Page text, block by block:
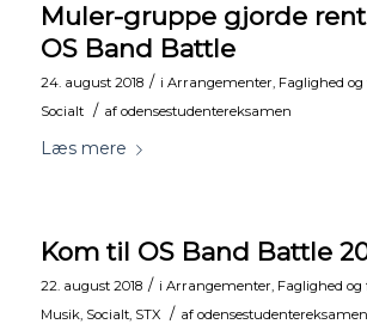
Muler-gruppe gjorde
OS Band Battle
24. august 2018 / i Arrangementer, Faglighed og
Socialt
/ af odensestudentereksamen
Læs mere
Kom til OS Band Battle
22. august 2018 / i Arrangementer, Faglighed og
Musik, Socialt, STX / af odensestudentereksamen